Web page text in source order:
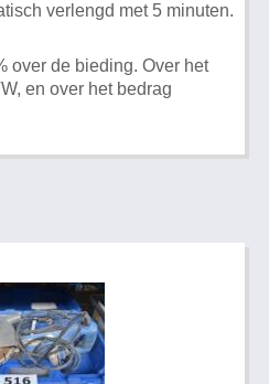
verlengd met 5 minuten.
over de bieding. Over het
en over het bedrag